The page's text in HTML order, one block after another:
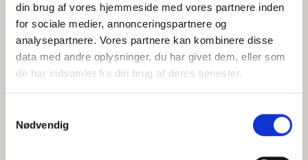
din brug af vores hjemmeside med vores partnere inden
for sociale medier, annonceringspartnere og
analysepartnere. Vores partnere kan kombinere disse
data med andre oplysninger, du har givet dem, eller som
de har indsamlet fra din brug af deres tjenester.
Nødvendig
Jeg accepterer behandlingen af mine personoplysninger i
henhold tilprivatlivspolitikken